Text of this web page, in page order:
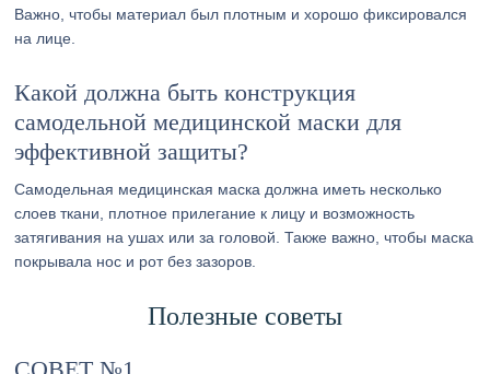
Важно, чтобы материал был плотным и хорошо фиксировался
на лице.
Какой должна быть конструкция
самодельной медицинской маски для
эффективной защиты?
Самодельная медицинская маска должна иметь несколько
слоев ткани, плотное прилегание к лицу и возможность
затягивания на ушах или за головой. Также важно, чтобы маска
покрывала нос и рот без зазоров.
Полезные советы